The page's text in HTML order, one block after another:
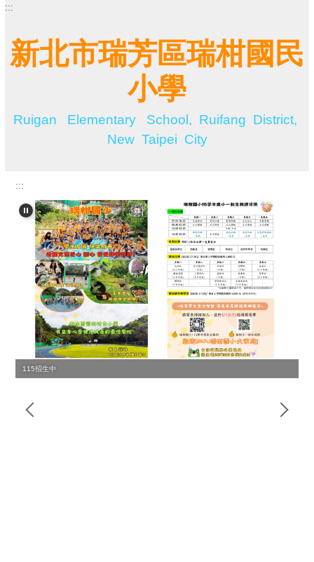
跳
主
要
內
:::
新北市瑞芳區瑞柑國民
小學
Ruigan Elementary School, Ruifang District,
New Taipei City
:::
115招生中